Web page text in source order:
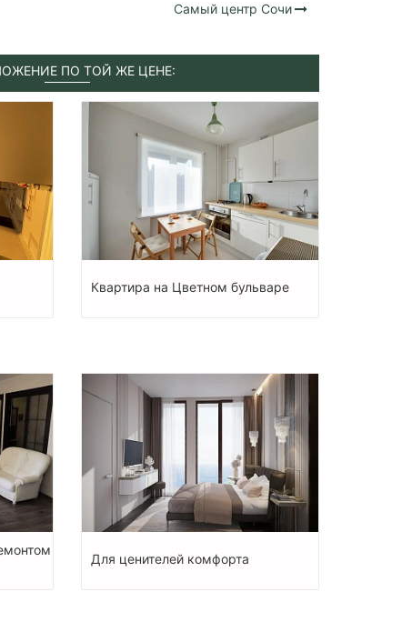
Самый центр Сочи
ПО ТОЙ ЖЕ ЦЕНЕ:
Квартира на Цветном бульваре
Для ценителей комфорта